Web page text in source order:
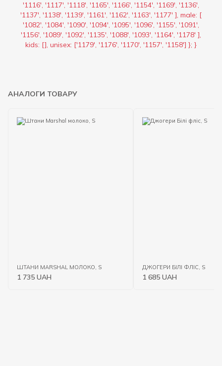
'1116', '1117', '1118', '1165', '1166', '1154', '1169', '1136',
'1137', '1138', '1139', '1161', '1162', '1163', '1177' ], male: [
'1082', '1084', '1090', '1094', '1095', '1096', '1155', '1091',
'1156', '1089', '1092', '1135', '1088', '1093', '1164', '1178' ],
kids: [], unisex: ['1179', '1176', '1170', '1157', '1158'] }; }
АНАЛОГИ ТОВАРУ
ШТАНИ MARSHAL МОЛОКО, S
1 735 UAH
ДЖОГЕРИ БІЛІ ФЛІС, S
1 685 UAH